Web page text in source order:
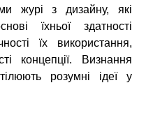
журі з дизайну, які
їхньої здатності
їх використання,
концепції. Визнання
розумні ідеї у